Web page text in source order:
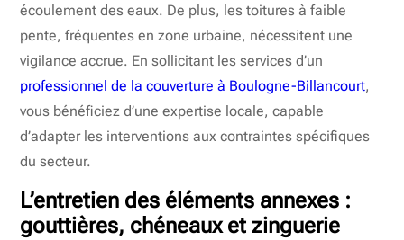
écoulement des eaux. De plus, les toitures à faible
pente, fréquentes en zone urbaine, nécessitent une
vigilance accrue. En sollicitant les services d’un
professionnel de la couverture à Boulogne-Billancourt,
vous bénéficiez d’une expertise locale, capable
d’adapter les interventions aux contraintes spécifiques
du secteur.
L’entretien des éléments annexes :
gouttières, chéneaux et zinguerie